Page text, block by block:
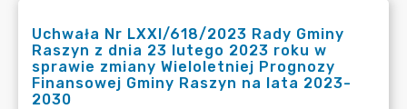
Uchwała Nr LXXI/618/2023 Rady Gminy
Raszyn z dnia 23 lutego 2023 roku w
sprawie zmiany Wieloletniej Prognozy
Finansowej Gminy Raszyn na lata 2023-
2030